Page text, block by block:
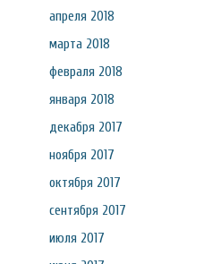
апреля 2018
марта 2018
февраля 2018
января 2018
декабря 2017
ноября 2017
октября 2017
сентября 2017
июля 2017